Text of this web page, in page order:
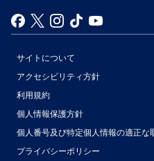
サイトについて
アクセシビリティ方針
利用規約
個人情報保護方針
個人番号及び特定個人情報の適正
プライバシーポリシー